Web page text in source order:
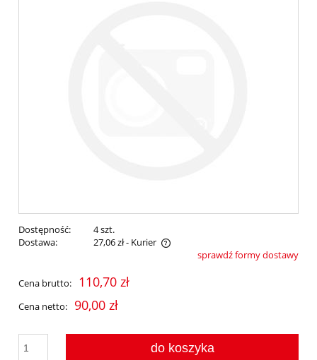
Dostępność:
4 szt.
Dostawa:
27,06 zł- Kurier
Cena nie zawiera ewentualnych kosztów płatnościsprawdź formy dostawy
Cena brutto: 110,70 zł
Cena netto: 90,00 zł
do koszyka